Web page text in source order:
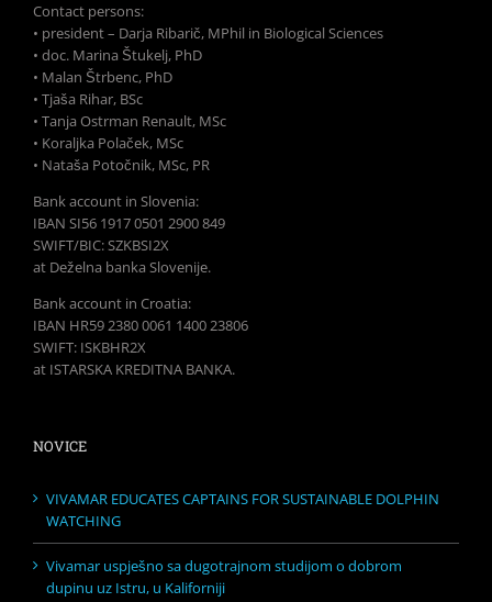
Contact persons:
• president – Darja Ribarič, MPhil in Biological Sciences
• doc. Marina Štukelj, PhD
• Malan Štrbenc, PhD
• Tjaša Rihar, BSc
• Tanja Ostrman Renault, MSc
• Koraljka Polaček, MSc
• Nataša Potočnik, MSc, PR
Bank account in Slovenia:
IBAN SI56 1917 0501 2900 849
SWIFT/BIC: SZKBSI2X
at Deželna banka Slovenije.
Bank account in Croatia:
IBAN HR59 2380 0061 1400 23806
SWIFT: ISKBHR2X
at ISTARSKA KREDITNA BANKA.
NOVICE
VIVAMAR EDUCATES CAPTAINS FOR SUSTAINABLE DOLPHIN
WATCHING
Vivamar uspješno sa dugotrajnom studijom o dobrom
dupinu uz Istru, u Kaliforniji